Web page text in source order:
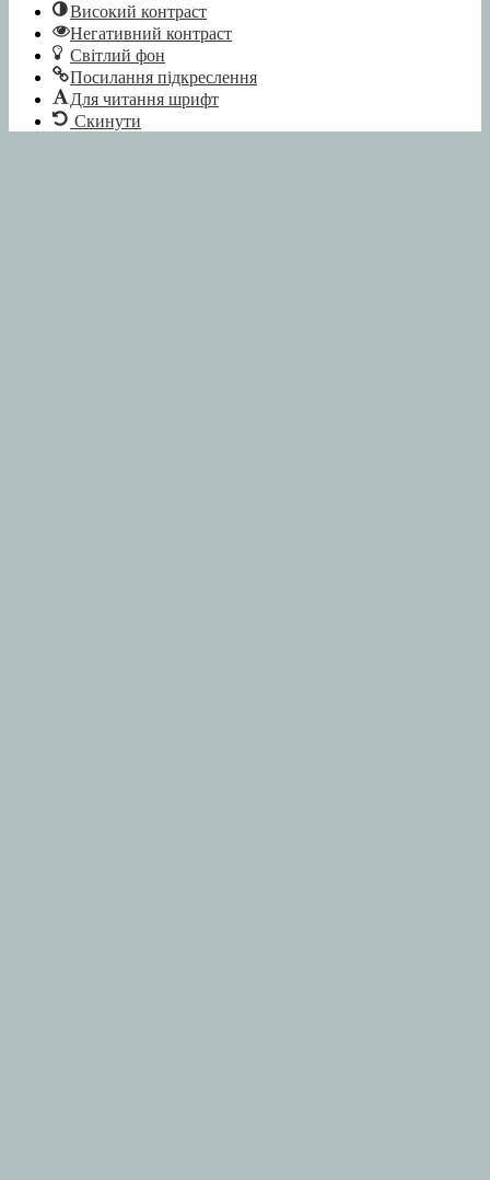
Високий контраст
Негативний контраст
Світлий фон
Посилання підкреслення
Для читання шрифт
Скинути